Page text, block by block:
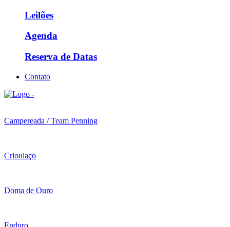
Leilões
Agenda
Reserva de Datas
Contato
Campereada / Team Penning
Crioulaço
Doma de Ouro
Enduro